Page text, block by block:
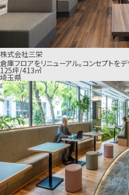
株式会社三栄
倉庫フロアをリニューアル。コンセプトを
125坪/413㎡
埼玉県